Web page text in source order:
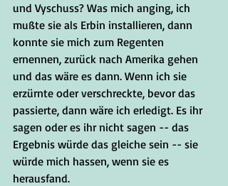
und Vyschuss? Was mich anging, ich
mußte sie als Erbin installieren, dann
konnte sie mich zum Regenten
ernennen, zurück nach Amerika gehen
und das wäre es dann. Wenn ich sie
erzürnte oder verschreckte, bevor das
passierte, dann wäre ich erledigt. Es ihr
sagen oder es ihr nicht sagen -- das
Ergebnis würde das gleiche sein -- sie
würde mich hassen, wenn sie es
herausfand.